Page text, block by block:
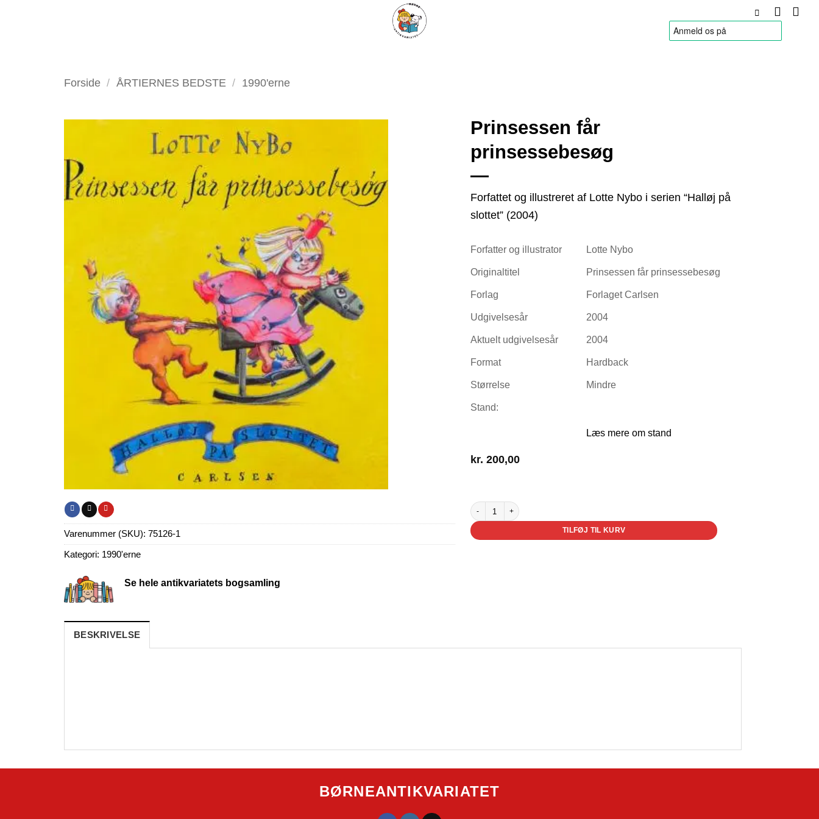
Forside / ÅRTIERNES BEDSTE / 1990'erne
Tilføj
som
favorit
Varenummer (SKU): 75126-1
Kategori: 1990'erne
Se hele antikvariatets bogsamling
Prinsessen får
prinsessebesøg
Forfattet og illustreret af Lotte Nybo i serien “Halløj på
slottet” (2004)
Forfatter og illustrator Lotte Nybo
Originaltitel Prinsessen får prinsessebesøg
Forlag Forlaget Carlsen
Udgivelsesår 2004
Aktuelt udgivelsesår 2004
Format Hardback
Størrelse Mindre
Stand:
Læs mere om stand
kr. 200,00
Prinsessen får prinsessebesøg antal
TILFØJ TIL KURV
BESKRIVELSE
BØRNEANTIKVARIATET